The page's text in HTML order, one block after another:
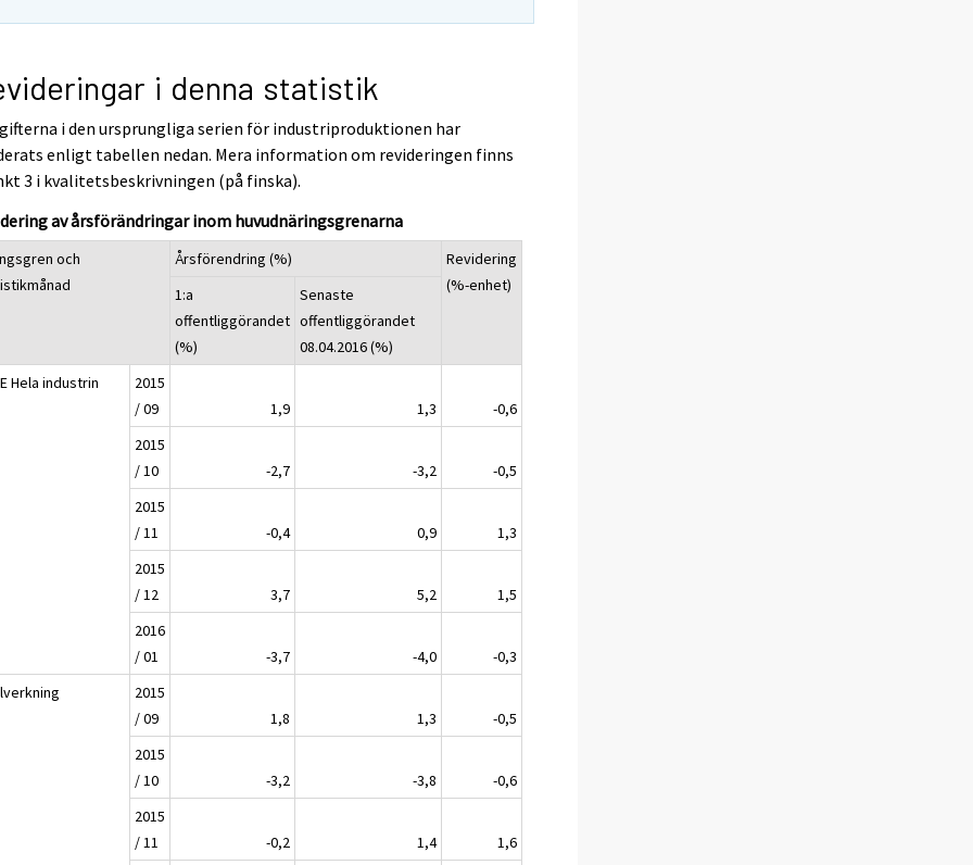
i denna statistik
i den ursprungliga serien för industriproduktionen har
enligt tabellen nedan. Mera information om revideringen finns
3 i kvalitetsbeskrivningen (på finska).
av årsförändringar inom huvudnäringsgrenarna
och
Årsförendring (%)
Revidering
(%-enhet)
1:a
offentliggörandet
(%)
Senaste
offentliggörandet
08.04.2016 (%)
Hela industrin
2015
/ 09
1,9 1,3
-0,6
2015
/ 10
-2,7 -3,2
-0,5
2015
/ 11
-0,4 0,9
1,3
2015
/ 12
3,7 5,2
1,5
2016
/ 01
-3,7 -4,0
-0,3
2015
/ 09
1,8 1,3
-0,5
2015
/ 10
-3,2 -3,8
-0,6
2015
/ 11
-0,2 1,4
1,6